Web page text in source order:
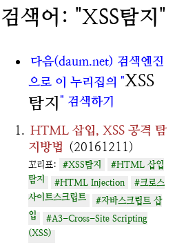
검색어: "XSS탐지"
다음(daum.net) 검색엔진
으로 이 누리집의 "XSS
탐지" 검색하기
HTML 삽입, XSS 공격 탐
지방법 (20161211)
꼬리표: #XSS탐지 #HTML 삽입
탐지 #HTML Injection #크로스
사이트스크립트 #자바스크립트 삽
입 #A3-Cross-Site Scripting
(XSS)